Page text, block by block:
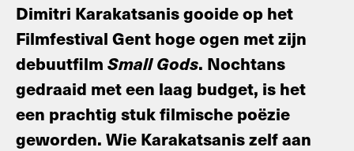
Dimitri Karakatsanis gooide op het
Filmfestival Gent hoge ogen met zijn
debuutfilm Small Gods. Nochtans
gedraaid met een laag budget, is het
een prachtig stuk filmische poëzie
geworden. Wie Karakatsanis zelf aan